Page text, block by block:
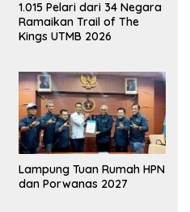
1.015 Pelari dari 34 Negara
Ramaikan Trail of The
Kings UTMB 2026
Lampung Tuan Rumah HPN
dan Porwanas 2027